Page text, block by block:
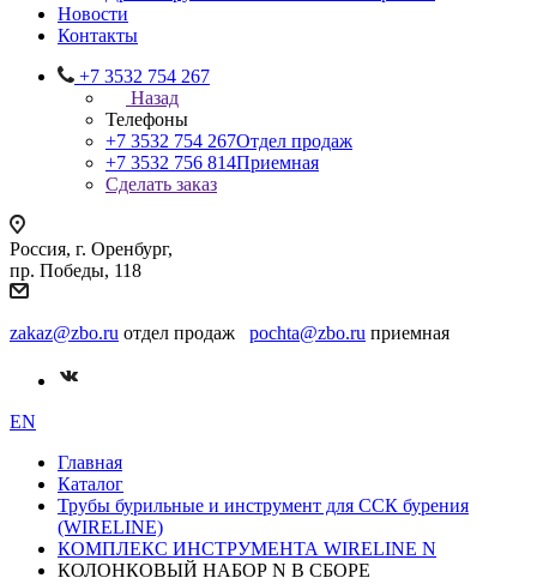
Новости
Контакты
+7 3532 754 267
Назад
Телефоны
+7 3532 754 267Отдел продаж
+7 3532 756 814Приемная
Сделать заказ
Россия, г. Оренбург,
пр. Победы, 118
zakaz@zbo.ru отдел продаж pochta@zbo.ru приемная
EN
Главная
Каталог
Трубы бурильные и инструмент для ССК бурения
(WIRELINE)
КОМПЛЕКС ИНСТРУМЕНТА WIRELINE N
КОЛОНКОВЫЙ НАБОР N В СБОРЕ